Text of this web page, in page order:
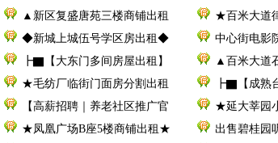
▲新区复盛唐苑三楼商铺出租 ★百米大道
◆新城上城伍号学区房出租◆ 中心街电影
┣▇【大东门多间房屋出租】 ▲百米大道
★毛纺厂临街门面房分割出租 ┣▇【成熟
【高薪招聘｜养老社区推广官 ★延大莘园
★凤凰广场B座5楼商铺出租★ 出售碧桂园